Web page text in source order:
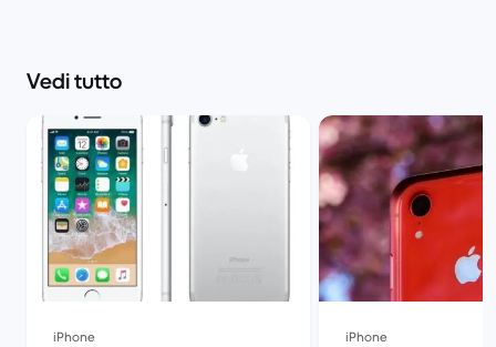
Vedi tutto
iPhone iPhone